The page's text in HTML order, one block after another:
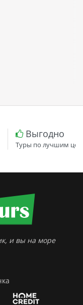
Выгодно
Туры по лучшим
и вы на море